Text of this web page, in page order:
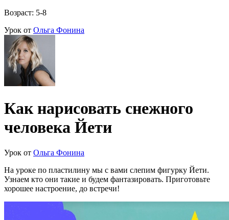
Возраст: 5-8
Урок от Ольга Фонина
Как нарисовать снежного
человека Йети
Урок от Ольга Фонина
На уроке по пластилину мы с вами слепим фигурку Йети.
Узнаем кто они такие и будем фантазировать. Приготовьте
хорошее настроение, до встречи!